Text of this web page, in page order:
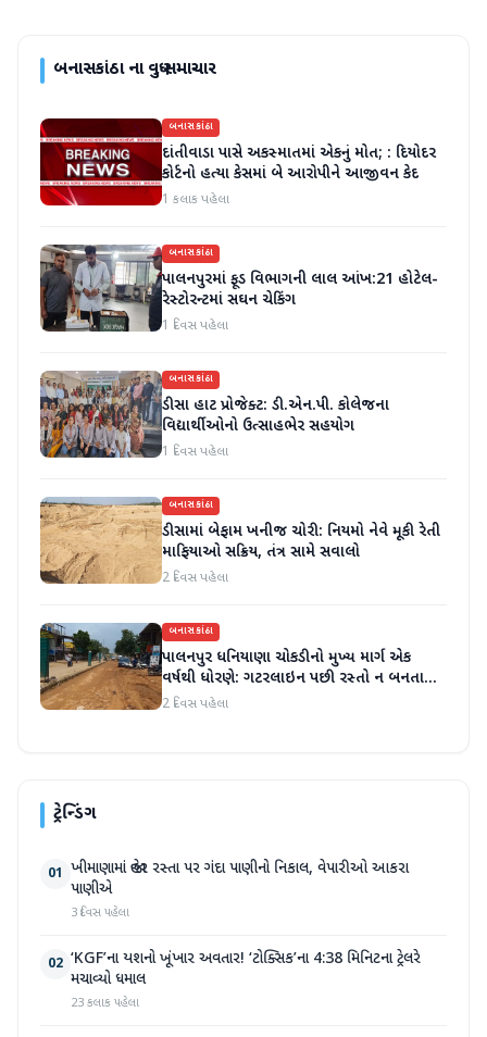
બનાસકાંઠાના વધુ સમાચાર
બનાસકાંઠા
દાંતીવાડા પાસે અકસ્માતમાં એકનું મોત; : દિયોદર
કોર્ટનો હત્યા કેસમાં બે આરોપીને આજીવન કેદ
1 કલાક પહેલા
બનાસકાંઠા
પાલનપુરમાં ફૂડ વિભાગની લાલ આંખ:21 હોટેલ-
રેસ્ટોરન્ટમાં સઘન ચેકિંગ
1 દિવસ પહેલા
બનાસકાંઠા
ડીસા હાટ પ્રોજેક્ટ: ડી.એન.પી. કોલેજના
વિદ્યાર્થીઓનો ઉત્સાહભેર સહયોગ
1 દિવસ પહેલા
બનાસકાંઠા
ડીસામાં બેફામ ખનીજ ચોરી: નિયમો નેવે મૂકી રેતી
માફિયાઓ સક્રિય, તંત્ર સામે સવાલો
2 દિવસ પહેલા
બનાસકાંઠા
પાલનપુર ધનિયાણા ચોકડીનો મુખ્ય માર્ગ એક
વર્ષથી ધોરણે: ગટરલાઇન પછી રસ્તો ન બનતા
હાલાકી
2 દિવસ પહેલા
ટ્રેન્ડિંગ
01 ખીમાણામાં જાહેર રસ્તા પર ગંદા પાણીનો નિકાલ, વેપારીઓ આકરા
પાણીએ
3 દિવસ પહેલા
02 ‘KGF’ના યશનો ખૂંખાર અવતાર! ‘ટોક્સિક’ના 4:38 મિનિટના ટ્રેલરે
મચાવ્યો ધમાલ
23 કલાક પહેલા